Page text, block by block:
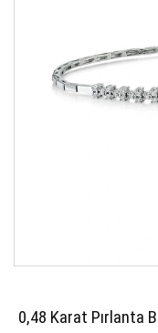
0,48 Karat Pırlanta